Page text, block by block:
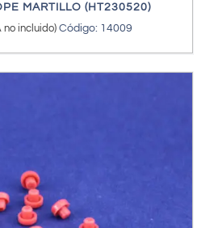
MARTILLO (HT230520)
no incluido) Código: 14009